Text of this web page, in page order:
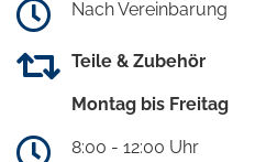
Nach Vereinbarung
Teile & Zubehör
Montag bis Freitag
8:00 - 12:00 Uhr